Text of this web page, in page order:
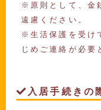
※原則として、金
遠慮ください。
※生活保護を受け
じめご連絡が必要
入居手続きの